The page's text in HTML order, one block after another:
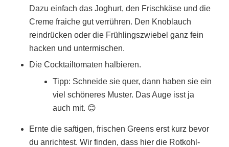
Dazu einfach das Joghurt, den Frischkäse und die
Creme fraiche gut verrühren. Den Knoblauch
reindrücken oder die Frühlingszwiebel ganz fein
hacken und untermischen.
Die Cocktailtomaten halbieren.
Tipp: Schneide sie quer, dann haben sie ein
viel schöneres Muster. Das Auge isst ja
auch mit. 😊
Ernte die saftigen, frischen Greens erst kurz bevor
du anrichtest. Wir finden, dass hier die Rotkohl-